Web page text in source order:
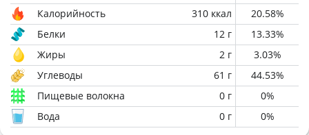
Калорийность 310 ккал 20.58%
Белки
12 г 13.33%
Жиры
2 г 3.03%
Углеводы
61 г 44.53%
Пищевые волокна
0 г 0%
Вода
0 г 0%